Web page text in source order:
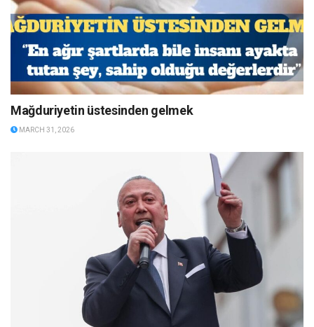
Mağduriyetin üstesinden gelmek
MARCH 31, 2026